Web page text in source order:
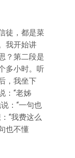
徒，都是菜
我开始讲
？第二段是
多小时。听
，我坐下
：“老姊
：“一句也
“我费这么
也不懂